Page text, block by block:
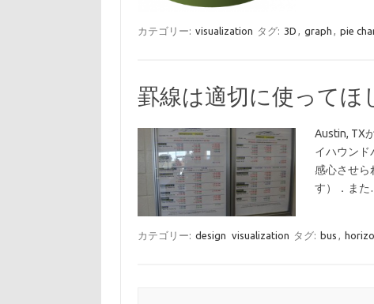
カテゴリー: visualization タグ: 3D , graph , pie
罫線は適切に使って
Austin, TX
イハウンド
感心させら
す）．ま
カテゴリー: design visualization タグ: bus ,